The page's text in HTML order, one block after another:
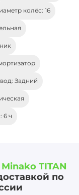
колёс: 16
Задний
6 ч
TITAN
по